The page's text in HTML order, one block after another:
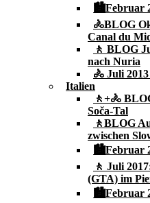
🏙Februar
🚴BLOG
Canal du
🚶 BLOG
nach Nuria
🚴 Juli
Italien
🚶+🚴
Soča-Tal
🚶BLOG
zwischen
🏙Februar
🚶 Juli
(GTA) im
🏙Februar